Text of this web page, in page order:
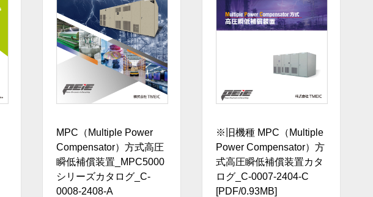
MPC（Multiple Power
Compensator）方式高圧
瞬低補償装置_MPC5000
シリーズカタログ_C-
0008-2408-A
※旧機種 MPC（Multiple
Power Compensator）方
式高圧瞬低補償装置カタ
ログ_C-0007-2404-C
[PDF/0.93MB]